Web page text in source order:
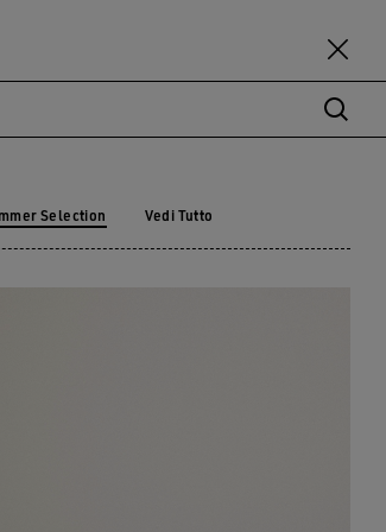
Selection
Selection
Vedi Tutto